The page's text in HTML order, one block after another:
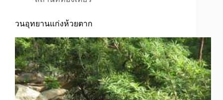
วนอุทยานแก่งห้วยตาก